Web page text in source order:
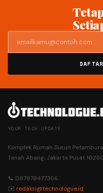
YOUR TECH UPDATE
Komplek Rumah Susun
Tanah Abang, Jakarta Pusat
📞 087878477366
✉️ redaksi@technologue.id